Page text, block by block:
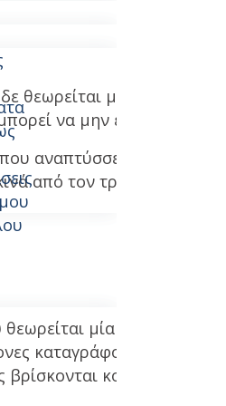
θεωρείται μία από τις
να μην εμφανίσει
αναπτύσσεται στην
από τον τράχηλο και
θεωρείται μία από τις
καταγράφουν
βρίσκονται κοντά στα 40